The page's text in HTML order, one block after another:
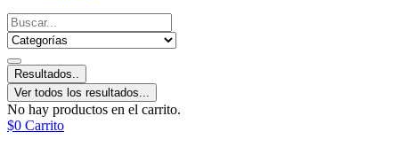
Resultados..
Ver todos los resultados...
No hay productos en el carrito.
$0 Carrito